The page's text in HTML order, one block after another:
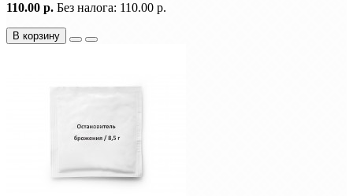
110.00 р. Без налога: 110.00 р.
В корзину